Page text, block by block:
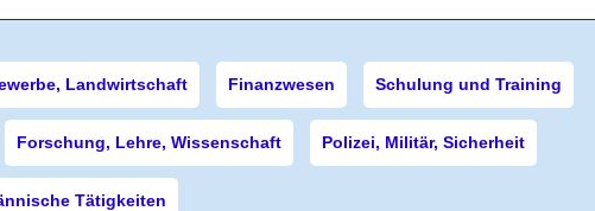
Landwirtschaft Finanzwesen Schulung und Training
Forschung, Lehre, Wissenschaft Polizei, Militär, Sicherheit
Tätigkeiten